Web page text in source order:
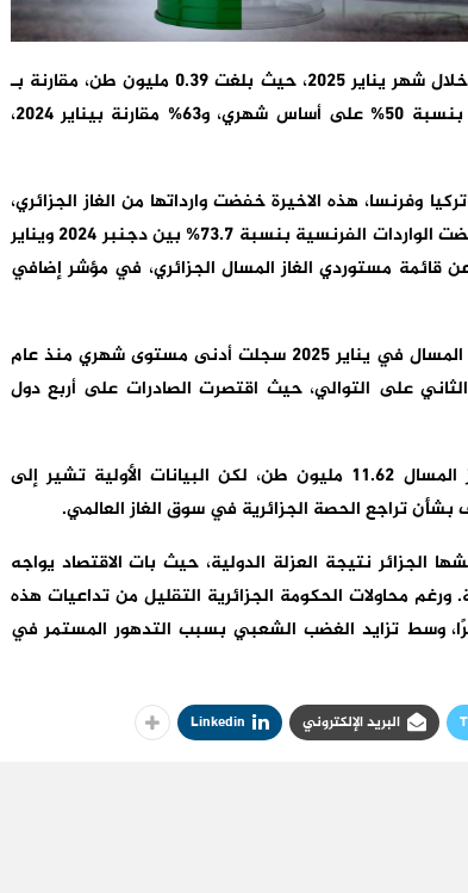
سجلت صادرات الجزائر من الغاز المسال انخفاضًا حادًا خلال شهر يناير 2025، حيث بلغت 0.39 مليون طن، مقارنة بـ
0.77 مليون طن في دجنبر 2024، ما يعكس تراجعًا بنسبة 50% على أساس شهري، و63% مقارنة بيناير 2024،
وفرنسا، هذه الاخيرة خفضت وارداتها من الغاز الجزائري،
كما تراجعت الواردات التركية بنسبة 43%، بينما انخفضت الواردات الفرنسية بنسبة 73.7% بين دجنبر 2024 ويناير
عن قائمة مستوردي الغاز المسال الجزائري، في مؤشر إضافي
وجاء في منصة “الطاقة”، أن صادرات الجزائر من الغاز المسال في يناير 2025 سجلت أدنى مستوى شهري منذ عام
الثاني على التوالي، حيث اقتصرت الصادرات على أربع دول
على مدار عام 2024، بلغت صادرات الجزائر من الغاز المسال 11.62 مليون طن، لكن البيانات الأولية تشير إلى
الجزائر نتيجة العزلة الدولية، حيث بات الاقتصاد يواجه
محاولات الحكومة الجزائرية التقليل من تداعيات هذه
وسط تزايد الغضب الشعبي بسبب التدهور المستمر في
البريد الإلكتروني Linkedin